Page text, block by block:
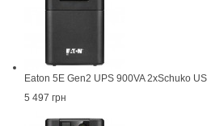
Eaton 5E Gen2 UPS 900VA 2xSchuko
5 497 грн